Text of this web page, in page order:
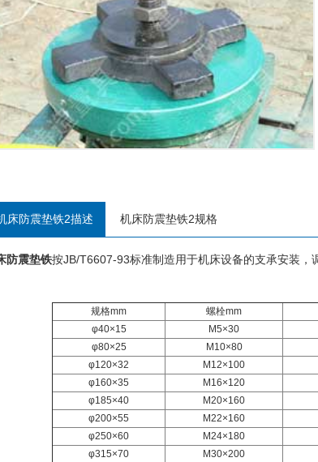
床防震垫铁2描述 机床防震垫铁2规格
防震垫铁按JB/T6607-93标准制造用于机床设备的支承安装，
规格mm 螺栓mm
φ40×15
M5×30
φ80×25
M10×80
φ120×32
M12×100
φ160×35
M16×120
φ185×40
M20×160
φ200×55
M22×160
φ250×60
M24×180
φ315×70
M30×200